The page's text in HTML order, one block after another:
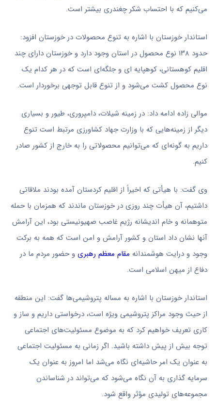
می‌کنیم که با احتساب شکر چغندری بیشتر است.
استاندار خوزستان با اشاره به تنوع محصولات در خوزستان افزود:
حدود ۱۳۸ نوع محصول در استان وجود دارد و خوزستان دارای چند
اقلیم کوهستانی، کوهپایه ای و جلگه‌ای است که در هر کدام یک
نوع محصول کشت می‌شود و از تنوع قابل توجهی برخوردار است.
موالی زاده ادامه داد: در زمینه شیلات، دامپروری، طیور و بسیاری
دیگر از زمینه‌هایی که با وزارت جهاد کشاورزی مرتبط است تنوع
داریم به گونه‌ای که می‌توانیم محصولاتی را به خارج از کشور صادر
کنیم.
وی گفت: با هیأتی که اخیراً از اقلیم کردستان آمده بودند ملاقاتی
داشتیم، آن هیأت چند روزی در خوزستان ماندند که همزمان با حمله
متوهمانه و خام اندیشانه رژیم غاصب صهیونیستی بود، این آرامش
آنها نشان داد استان و کشور آرامش و امن است که همه به برکت
وجود و درایت هوشمندانه مقام معظم رهبری و حضور مردم ما در
دفاع از میهن اسلامی است.
استاندار خوزستان با اشاره به مساله پتروشیمی‌ها گفت: این منطقه
از حیث وجود مراکز پتروشیمی ویژه است، درخواستی داریم و ساز و
کاری تعریف خواهیم کرد که به موضوع مسئولیت‌های اجتماعی
توجه بیش از پیش داشته باشید. اگر زمانی به مسئولیت اجتماعی
به عنوان یک امر حاشیه‌ای نگاه می‌شد اما امروز به عنوان یک
سرمایه گذاری به آن نگاه می‌شود که می‌تواند در شناساندن
مجموعه‌های تولیدی مؤثر واقع شود.